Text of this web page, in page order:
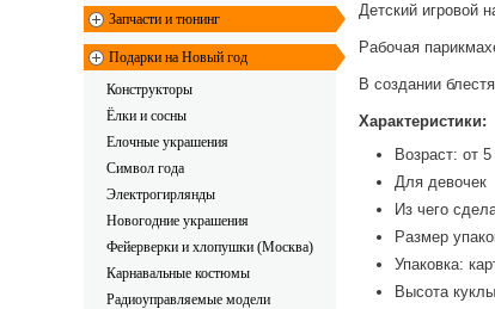
Запчасти и тюнинг
Подарки на Новый год
Конструкторы
Ёлки и сосны
Елочные украшения
Символ года
Электрогирлянды
Новогодние украшения
Фейерверки и хлопушки (Москва)
Карнавальные костюмы
Радиоуправляемые модели
Детский игровой
Рабочая
В создании
Характеристики:
Возраст: от 5
Для девочек
Из чего
Размер
Упаковка:
Высота